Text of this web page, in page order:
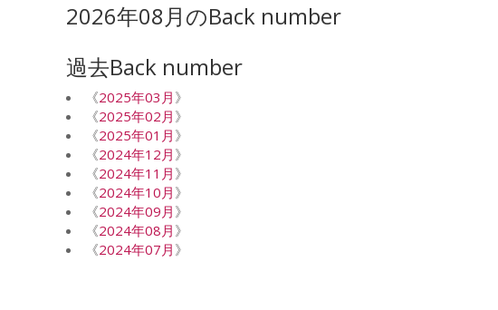
2026年08月のBack number
過去Back number
《2025年03月 》
《2025年02月 》
《2025年01月 》
《2024年12月 》
《2024年11月 》
《2024年10月 》
《2024年09月 》
《2024年08月 》
《2024年07月 》